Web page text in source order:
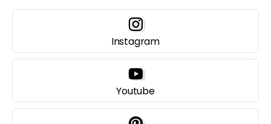
Instagram
Youtube